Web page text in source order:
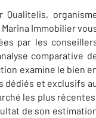
Qualitelis,
Immobilier
par les
comparative
examine le bien
dédiés et exclusifs
les plus
de son